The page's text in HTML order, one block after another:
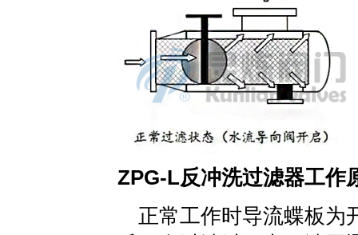
ZPG-L反冲洗过滤器工作
正常工作时导流蝶板为